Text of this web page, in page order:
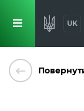
UK
keyboard_backspace